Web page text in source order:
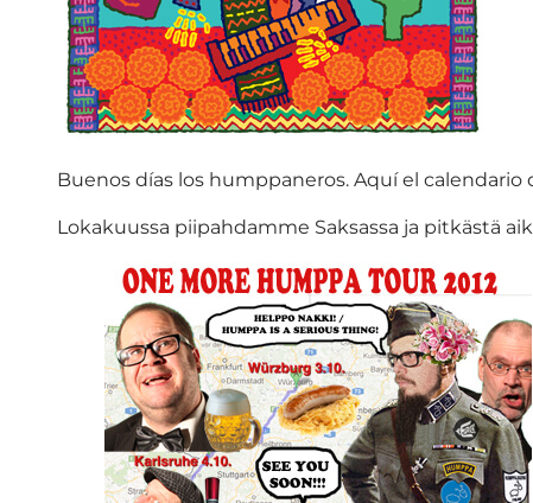
Buenos días los humppaneros. Aquí el
Lokakuussa piipahdamme Saksassa ja pitkästä